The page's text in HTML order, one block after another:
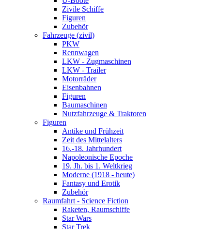
Zivile Schiffe
Figuren
Zubehör
Fahrzeuge (zivil)
PKW
Rennwagen
LKW - Zugmaschinen
LKW - Trailer
Motorräder
Eisenbahnen
Figuren
Baumaschinen
Nutzfahrzeuge & Traktoren
Figuren
Antike und Frühzeit
Zeit des Mittelalters
16.-18. Jahrhundert
Napoleonische Epoche
19. Jh. bis 1. Weltkrieg
Moderne (1918 - heute)
Fantasy und Erotik
Zubehör
Raumfahrt - Science Fiction
Raketen, Raumschiffe
Star Wars
Star Trek